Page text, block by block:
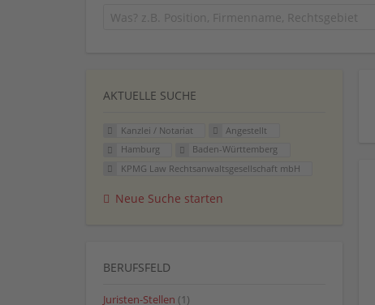
AKTUELLE SUCHE
Kanzlei / Notariat
Angestellt
Hamburg
Baden-Württemberg
KPMG Law Rechtsanwaltsgesellschaft mbH
Neue Suche starten
BERUFSFELD
Juristen-Stellen (1)